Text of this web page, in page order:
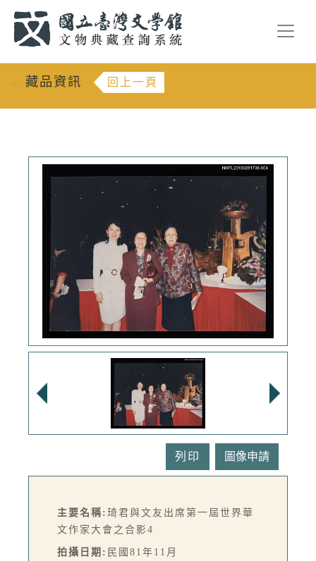
::: 藏品資訊 回上一頁
列印
主要名稱: 琦君與文友出席第一屆世界華
文作家大會之合影4
拍攝日期: 民國81年11月